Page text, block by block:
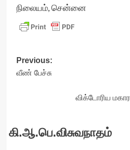
நிலையம், சென்னை
Post
navigation
Previous:
வீண் பேச்சு
விக்டோரிய
கி.ஆ.பெ.விசுவநாதம்